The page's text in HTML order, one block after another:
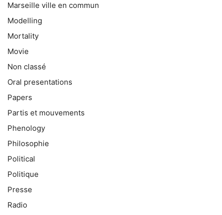
Marseille ville en commun
Modelling
Mortality
Movie
Non classé
Oral presentations
Papers
Partis et mouvements
Phenology
Philosophie
Political
Politique
Presse
Radio